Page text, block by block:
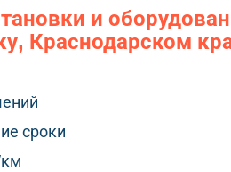
и
Краснодарском
сроки